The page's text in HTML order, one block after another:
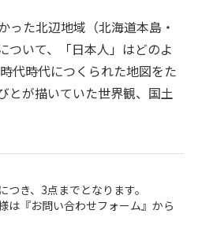
った北辺地域（北海道本島・
ついて、「日本人」はどのよ
代時代につくられた地図をた
とが描いていた世界観、国土
き、3点までとなります。
は『お問い合わせフォーム 』から